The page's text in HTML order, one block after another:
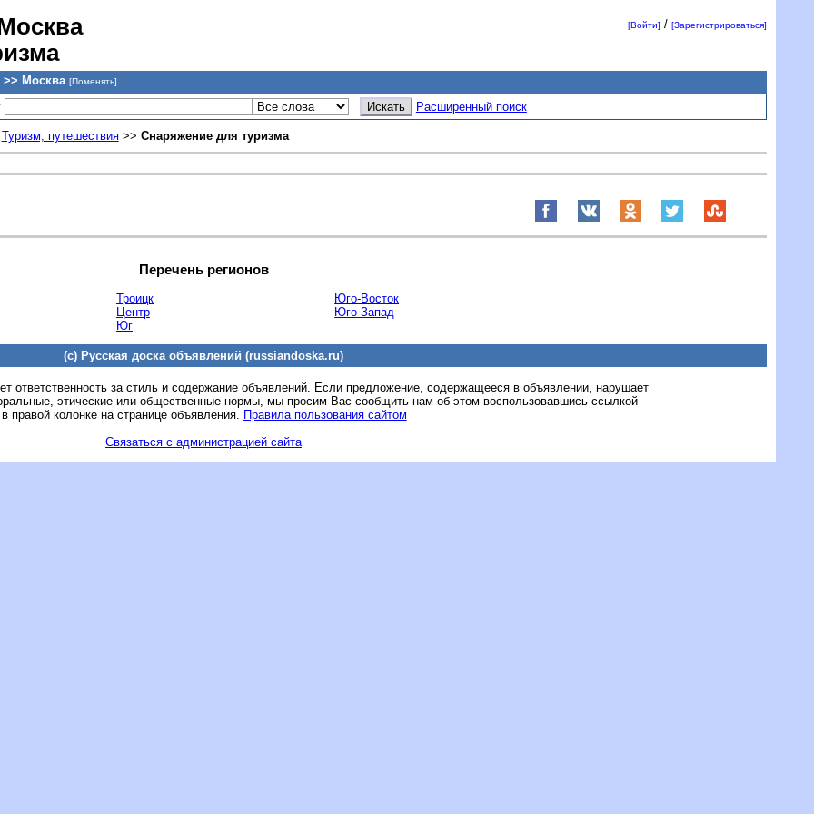
[Войти] /[Зарегистрироваться]
>> Москва [Поменять]
Расширенный поиск
Туризм, путешествия>> Снаряжение для туризма
Перечень регионов
Троицк
Центр
Юг
Юго-Восток
Юго-Запад
(c) Русская доска объявлений (russiandoska.ru)
ответственность за стиль и содержание объявлений. Если предложение, содержащееся в объявлении, нарушает
этические или общественные нормы, мы просим Вас сообщить нам об этом воспользовавшись ссылкой
колонке на странице объявления. Правила пользования сайтом
Связаться с администрацией сайта